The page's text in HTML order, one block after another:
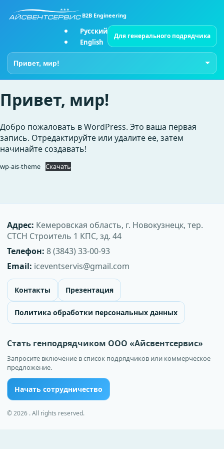
B2B Engineering
Перейти на страницу
Русский
English
Для генерального подрядчика
Привет, мир!
Добро пожаловать в WordPress. Это ваша первая
запись. Отредактируйте или удалите ее, затем
начинайте создавать!
wp-ais-theme Скачать
Адрес: Кемеровская область, г. Новокузнецк, тер.
СТСН Строитель 1 КПС, зд. 44
Телефон: 8 (3843) 33-00-93
Email: iceventservis@gmail.com
Контакты Презентация
Политика обработки персональных данных
Стать генподрядчиком ООО «Айсвентсервис»
Запросите включение в список подрядчиков или коммерческое
предложение.
Начать сотрудничество
© 2026 . All rights reserved.